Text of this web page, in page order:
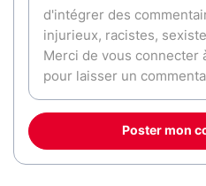
Poster mon